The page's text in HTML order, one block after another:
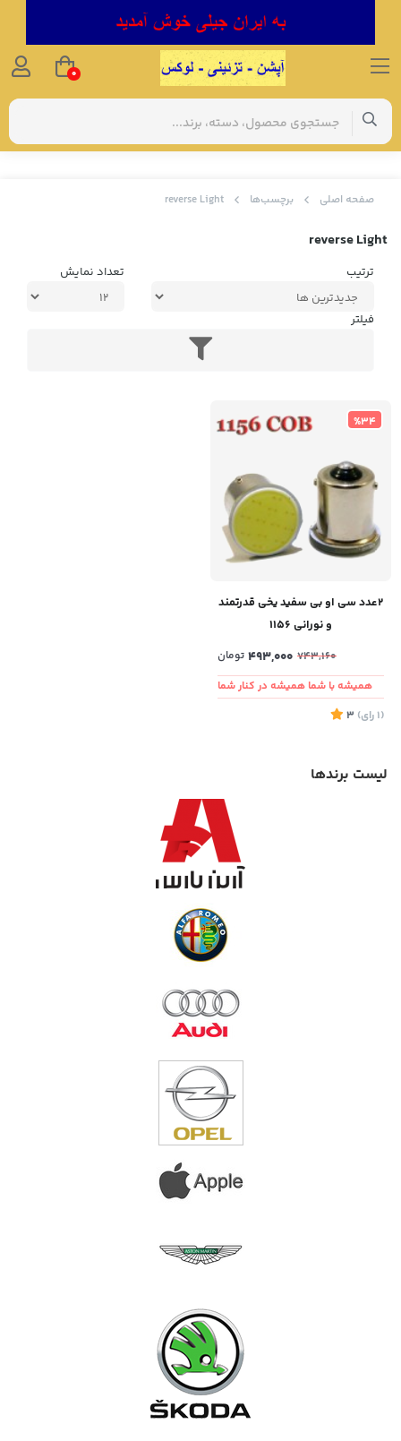
صفحه اصلی برچسب‌ها reverse Light
reverse Light
ترتیب تعداد نمایش
فیلتر
%34
۲عدد سی او بی سفید یخی قدرتمند
و نورانی 1156
743,160
493,000 تومان
همیشه با شما همیشه در کنار شما
(1 رای)
3
لیست برندها
0